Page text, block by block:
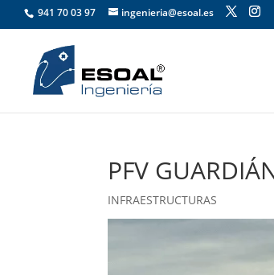
941 70 03 97 ingenieria@esoal.es
PFV
INFRAESTRUCTURAS